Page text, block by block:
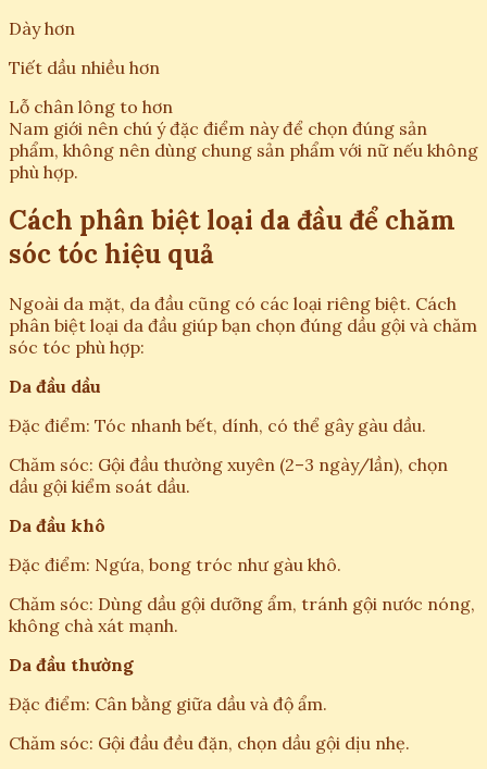
Dày hơn
Tiết dầu nhiều hơn
Lỗ chân lông to hơn
Nam giới nên chú ý đặc điểm này để chọn đúng sản
phẩm, không nên dùng chung sản phẩm với nữ nếu không
phù hợp.
Cách phân biệt loại da đầu để chăm
sóc tóc hiệu quả
Ngoài da mặt, da đầu cũng có các loại riêng biệt. Cách
phân biệt loại da đầu giúp bạn chọn đúng dầu gội và chăm
sóc tóc phù hợp:
Da đầu dầu
Đặc điểm: Tóc nhanh bết, dính, có thể gây gàu dầu.
Chăm sóc: Gội đầu thường xuyên (2–3 ngày/lần), chọn
dầu gội kiểm soát dầu.
Da đầu khô
Đặc điểm: Ngứa, bong tróc như gàu khô.
Chăm sóc: Dùng dầu gội dưỡng ẩm, tránh gội nước nóng,
không chà xát mạnh.
Da đầu thường
Đặc điểm: Cân bằng giữa dầu và độ ẩm.
Chăm sóc: Gội đầu đều đặn, chọn dầu gội dịu nhẹ.